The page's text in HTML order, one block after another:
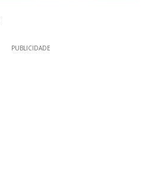
PUBLICIDADE